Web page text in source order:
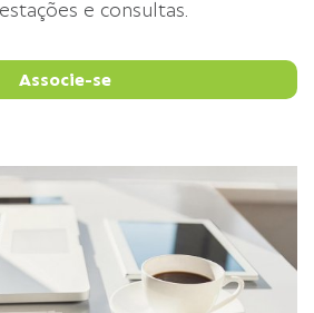
e consultas.
Associe-se